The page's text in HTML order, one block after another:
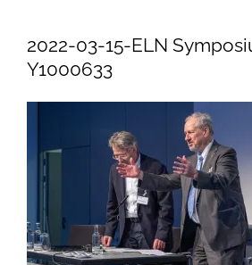
2022-03-15-ELN
Y1000633